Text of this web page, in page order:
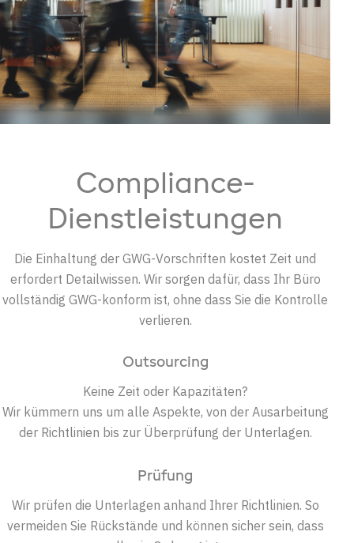
Compliance-
Dienstleistungen
Die Einhaltung der GWG-Vorschriften kostet Zeit und
erfordert Detailwissen. Wir sorgen dafür, dass Ihr Büro
vollständig GWG-konform ist, ohne dass Sie die Kontrolle
verlieren.
Outsourcing
Keine Zeit oder Kapazitäten?
Wir kümmern uns um alle Aspekte, von der Ausarbeitung
der Richtlinien bis zur Überprüfung der Unterlagen.
Prüfung
Wir prüfen die Unterlagen anhand Ihrer Richtlinien. So
vermeiden Sie Rückstände und können sicher sein, dass